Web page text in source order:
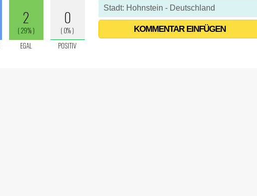
Stadt: Hohnstein - Deutschland
KOMMENTAR EINFÜGEN